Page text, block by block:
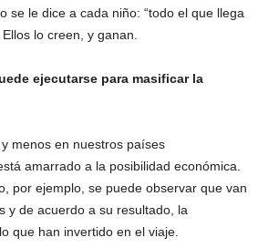
se le dice a cada niño: “todo el que llega
lo creen, y ganan.
ejecutarse para masificar la
menos en nuestros países
amarrado a la posibilidad económica.
por ejemplo, se puede observar que van
y de acuerdo a su resultado, la
que han invertido en el viaje.